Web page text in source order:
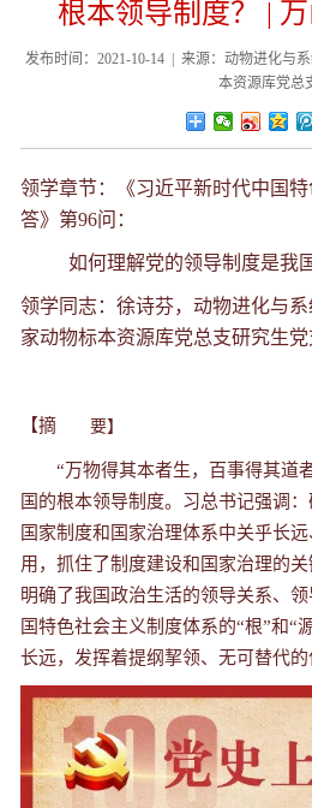
根本领导制度？ |
发布时间：2021-10-14 | 来源：动物进化与
本资源库党总
领学章节：《习近平新时代中国
答》第96问：
如何理解党的领导制度是我国
领学同志：徐诗芬，动物进化与
家动物标本资源库党总支研究生党
【摘 要】
“万物得其本者生，百事得其道
国的根本领导制度。习总书记强调
国家制度和国家治理体系中关乎长
用，抓住了制度建设和国家治理的
明确了我国政治生活的领导关系、
国特色社会主义制度体系的“根”和“
长远，发挥着提纲挈领、无可替代的